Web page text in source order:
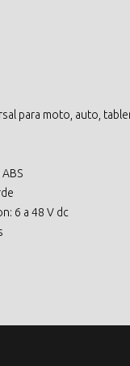
para moto, auto,
6 a 48 V dc